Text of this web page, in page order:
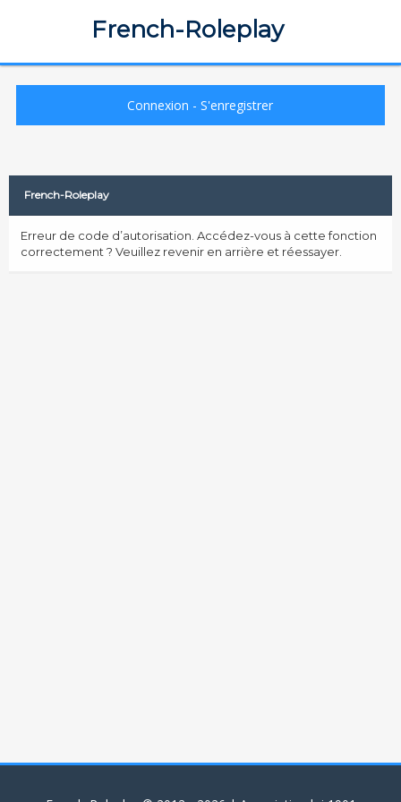
French-Roleplay
Connexion -S'enregistrer
French-Roleplay
Erreur de code d’autorisation. Accédez-vous à cette fonction
correctement ? Veuillez revenir en arrière et réessayer.